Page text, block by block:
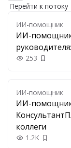
Перейти к потоку
ИИ-помощник
ИИ-помощник
253
ИИ-помощник
ИИ-помощник
коллеги
1.2K